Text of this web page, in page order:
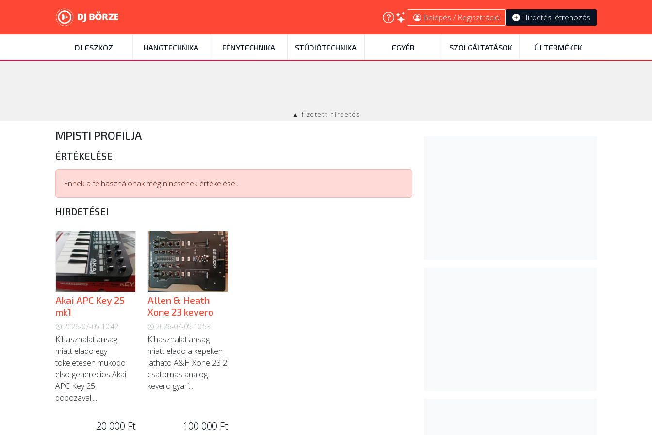
Belépés / Regisztráció Hirdetés létrehozás
DJ ESZKÖZ HANGTECHNIKA FÉNYTECHNIKA STÚDIÓTECHNIKA EGYÉB SZOLGÁLTATÁSOK ÚJ TERMÉKEK
▲ fizetett hirdetés
MPISTI PROFILJA
ÉRTÉKELÉSEI
Ennek a felhasználónak még nincsenek értékelései.
HIRDETÉSEI
Akai APC Key 25
mk1
2026-07-05 10:42
Kihasznalatlansag
miatt elado egy
tokeletesen mukodo
elso generecios Akai
APC Key 25,
dobozaval,...
20 000 Ft
Allen & Heath
Xone 23 kevero
2026-07-05 10:53
Kihasznalatlansag
miatt elado a kepeken
lathato A&H Xone 23 2
csatornas analog
kevero gyari...
100 000 Ft